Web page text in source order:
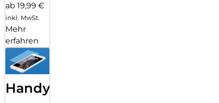
ab 19,99 €
inkl. MwSt.
Mehr
erfahren
Handy